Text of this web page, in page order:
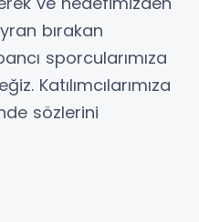
bırakan
sporcularımıza
Katılımcılarımıza
sözlerini